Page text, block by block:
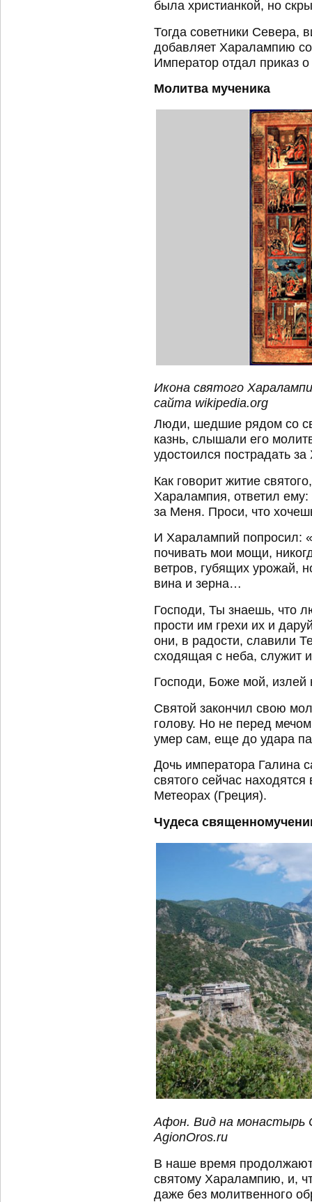
была христианкой, но
Тогда советники Севера,
добавляет Харалампию
Император отдал приказ о
Молитва мученика
Икона святого
сайта wikiрedia.org
Люди, шедшие рядом со
казнь, слышали его
удостоился пострадать за
Как говорит житие
Харалампия, ответил
за Меня. Проси, что
И Харалампий попросил:
почивать мои мощи,
ветров, губящих урожай,
вина и зерна…
Господи, Ты знаешь, что
прости им грехи их и
они, в радости, славили
сходящая с неба, служит
Господи, Боже мой, излей
Святой закончил свою
голову. Но не перед
умер сам, еще до удара
Дочь императора Галина
святого сейчас
Метеорах (Греция).
Чудеса
Афон. Вид на
AgionOros.ru
В наше время
святому Харалампию, и,
даже без молитвенного